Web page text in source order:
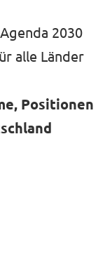
2030
alle Länder
Positionen